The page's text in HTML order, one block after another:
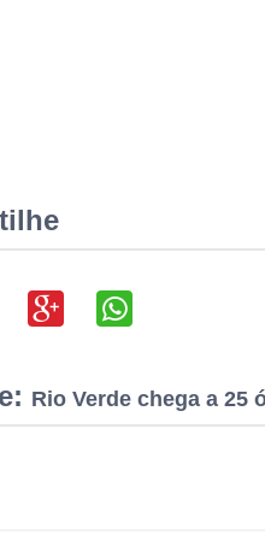
Rio Verde chega a 25